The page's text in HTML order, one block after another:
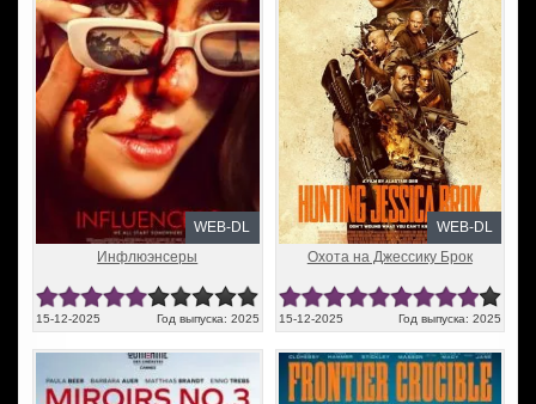
WEB-DL
Инфлюэнсеры
15-12-2025 Год выпуска: 2025
WEB-DL
Охота на Джессику Брок
15-12-2025 Год выпуска: 2025